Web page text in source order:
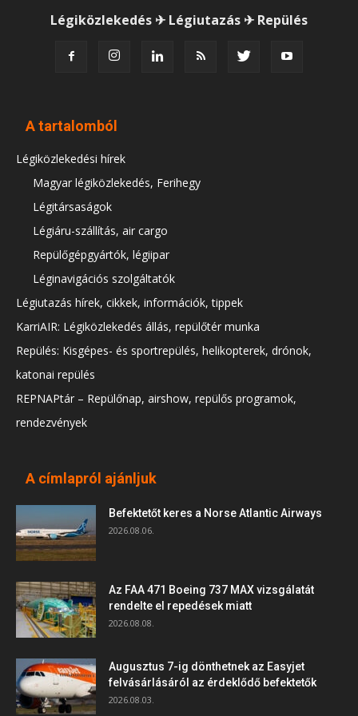
Légiközlekedés ✈ Légiutazás ✈ Repülés
A tartalomból
Légiközlekedési hírek
Magyar légiközlekedés, Ferihegy
Légitársaságok
Légiáru-szállítás, air cargo
Repülőgépgyártók, légiipar
Léginavigációs szolgáltatók
Légiutazás hírek, cikkek, információk, tippek
KarriAIR: Légiközlekedés állás, repülőtér munka
Repülés: Kisgépes- és sportrepülés, helikopterek, drónok,
katonai repülés
REPNAPtár – Repülőnap, airshow, repülős programok,
rendezvények
A címlapról ajánljuk
Befektetőt keres a Norse Atlantic Airways
2026.08.06.
Az FAA 471 Boeing 737 MAX vizsgálatát
rendelte el repedések miatt
2026.08.08.
Augusztus 7-ig dönthetnek az Easyjet
felvásárlásáról az érdeklődő befektetők
2026.08.03.